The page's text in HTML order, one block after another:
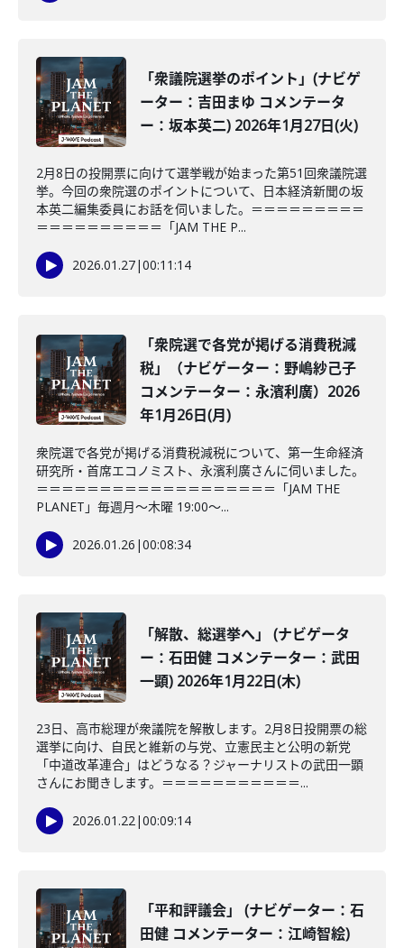
「衆議院選挙のポイント」(ナビゲ
ーター：吉田まゆ コメンテータ
ー：坂本英二) 2026年1月27日(火)
2月8日の投開票に向けて選挙戦が始まった第51回衆議院選
挙。今回の衆院選のポイントについて、日本経済新聞の坂
本英二編集委員にお話を伺いました。＝＝＝＝＝＝＝＝＝
＝＝＝＝＝＝＝＝＝＝「JAM THE P...
2026.01.27|00:11:14
「衆院選で各党が掲げる消費税減
税」（ナビゲーター：野嶋紗己子
コメンテーター：永濱利廣）2026
年1月26日(月)
衆院選で各党が掲げる消費税減税について、第一生命経済
研究所・首席エコノミスト、永濱利廣さんに伺いました。
＝＝＝＝＝＝＝＝＝＝＝＝＝＝＝＝＝＝＝「JAM THE
PLANET」毎週月～木曜 19:00～...
2026.01.26 |00:08:34
「解散、総選挙へ」 (ナビゲータ
ー：石田健 コメンテーター：武田
一顕) 2026年1月22日(木)
23日、高市総理が衆議院を解散します。2月8日投開票の総
選挙に向け、自民と維新の与党、立憲民主と公明の新党
「中道改革連合」はどうなる？ジャーナリストの武田一顕
さんにお聞きします。＝＝＝＝＝＝＝＝＝＝＝...
2026.01.22|00:09:14
「平和評議会」 (ナビゲーター：石
田健 コメンテーター：江崎智絵)